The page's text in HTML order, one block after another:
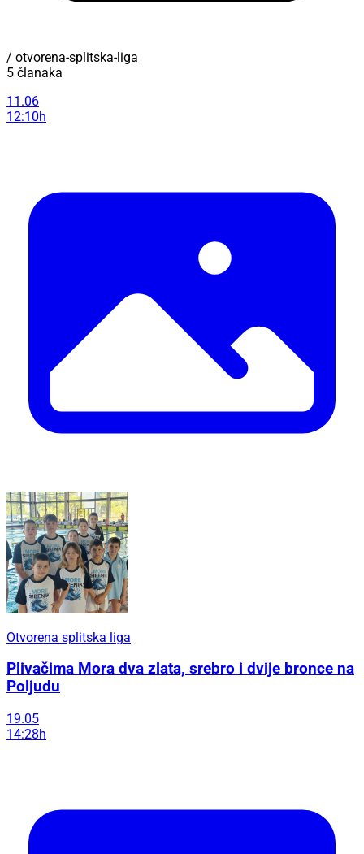
/ otvorena-splitska-liga
5 članaka
11.06
12:10h
Otvorena splitska liga
Plivačima Mora dva zlata, srebro i dvije bronce na
Poljudu
19.05
14:28h